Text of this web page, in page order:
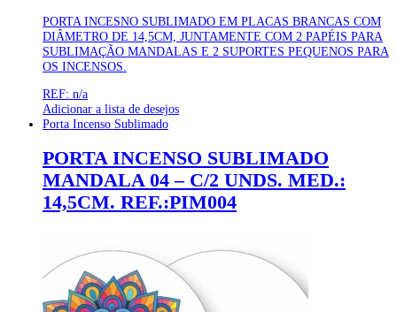
PORTA INCESNO SUBLIMADO EM PLACAS BRANCAS COM
DIÂMETRO DE 14,5CM, JUNTAMENTE COM 2 PAPÉIS PARA
SUBLIMAÇÃO MANDALAS E 2 SUPORTES PEQUENOS PARA
OS INCENSOS.
REF: n/a
Adicionar a lista de desejos
Porta Incenso Sublimado
PORTA INCENSO SUBLIMADO
MANDALA 04 – C/2 UNDS. MED.:
14,5CM. REF.:PIM004